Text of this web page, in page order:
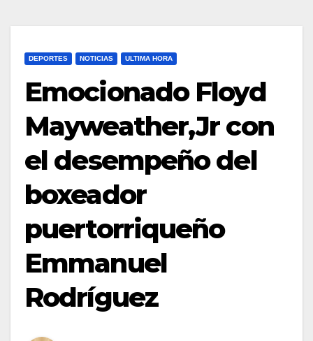
DEPORTES NOTICIAS ULTIMA HORA
Emocionado Floyd
Mayweather,Jr con
el desempeño del
boxeador
puertorriqueño
Emmanuel
Rodríguez